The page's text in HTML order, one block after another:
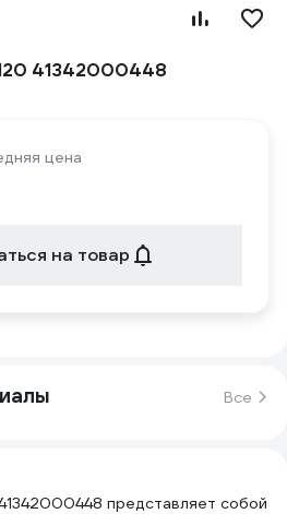
41342000448
цена
на товар
Все
представляет собой